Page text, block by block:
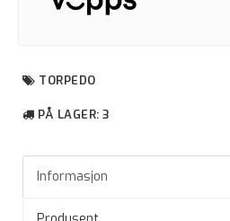
TORPEDO
PÅ LAGER: 3
Informasjon